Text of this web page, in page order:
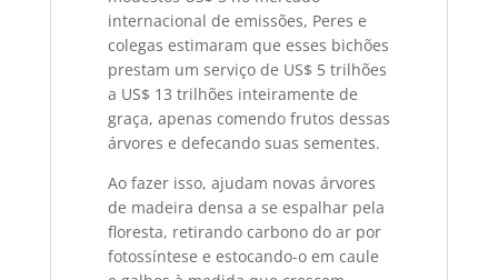
internacional de emissões, Peres e
colegas estimaram que esses bichões
prestam um serviço de US$ 5 trilhões
a US$ 13 trilhões inteiramente de
graça, apenas comendo frutos dessas
árvores e defecando suas sementes.
Ao fazer isso, ajudam novas árvores
de madeira densa a se espalhar pela
floresta, retirando carbono do ar por
fotossíntese e estocando-o em caule